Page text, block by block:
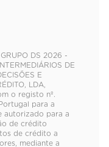
GRUPO DS 2026 -
DE
E
LDA,
o registo nº.
para a
autorizado para a
de crédito
de crédito a
mediante a